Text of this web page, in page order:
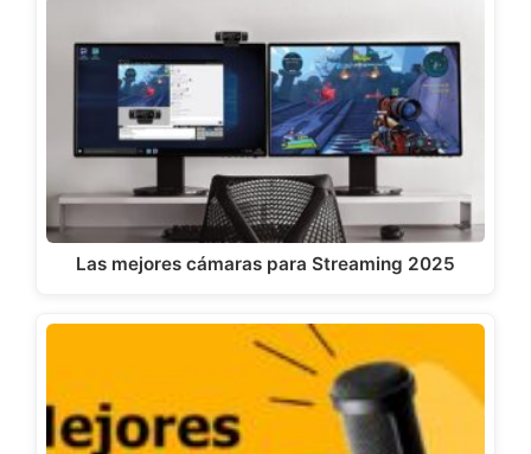
Las mejores cámaras para Streaming 2025